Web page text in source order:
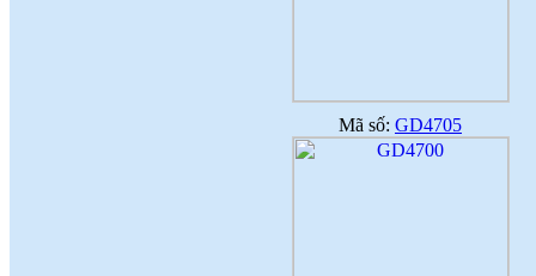
Mã số: GD4705